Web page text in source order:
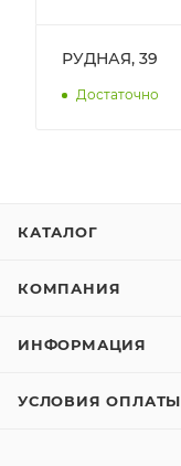
РУДНАЯ, 39
Достаточно
КАТАЛОГ
КОМПАНИЯ
ИНФОРМАЦИЯ
УСЛОВИЯ ОПЛАТЫ